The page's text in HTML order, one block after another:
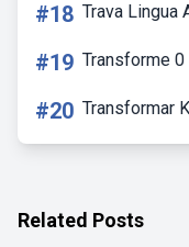
#18 Trava Lingua
#19 Transforme
#20 Transformar
Related Posts